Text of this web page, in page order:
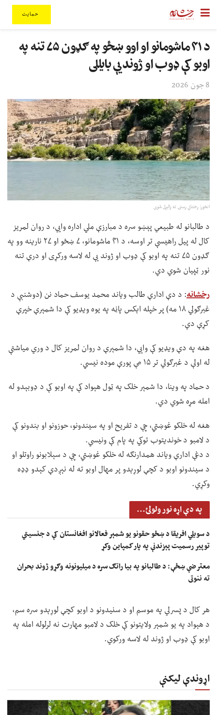
حمایت
د ۴۱ ماشومانو او اوو ښځو په ګډون ۷۵ تنه په
اوبو کې ډوب او ژوند یې بایللی
8 جون 2026
انځور: رخشانې رسنۍ ته رالېږل شوی
د طالبانو له طبیعي پېښو سره د مبارزې ملي اداره وايي، د روان لمریز
کال له پیل راهیسې تر اوسه، د ۴۱ ماشومانو، ۷ ښځو او ۲۷ نارینه وو په
ګډون ۷۵ تنه په اوبو کې ډوب او ژوند یې له لاسه ورکړی او درې تنه
نور ټپیان شوي دي.
رخشانه: د دې ادارې طالب ویاند محمد یوسف حماد نن (دوشنبې د
غبرګولي ۱۸ مه) پر خپله اېکس پاڼه په یوه ویډیو کې دا شمېرې خپرې
کړې دي.
هغه په دې ویډیو کې وايي، دا شمېرې د روان لمریز کال د وري میاشتې
له اولې د غبرګولي تر ۱۵ مې پورې موده نیسي.
د حماد په وینا، دا شمېر خلک په ټول هېواد کې په اوبو کې د ډوبېدو له
امله مړه شوي دي.
هغه له خلکو غوښتي، چې د تفریح او په سیندونو، حوزونو او بندونو کې
د لامبو د خوندیتوب توکي په پام کې ونیسي.
د دغې ادارې ویاند همدارنګه له خلکو غوښتي، چې د سېلابونو راوتلو او
د سیندونو اوبو د کچې لوړېدو پر مهال اوبو ته له نېږدې کېدو ډډه
وکړي.
په دې اړه نور ولولئ...
د سویلي افریقا د ښځو حقونو یو شمېر فعالانو افغانستان کې د جنسیتي
توپیر رسمیت پېزندنې په پار کمپاین وکړ
معترضې ښځې: د طالبانو په بیا راتګ سره د میلیونونه وګړو ژوند بحران
ته ننوتی
هر کال د پسرلي په موسم او د سنیدونو د اوبو کچې لوړېدو سره سم،
د هېواد په یو شمېر ولایتونو کې خلک د لامبو مهارت نه لرلوله امله په
اوبو کې ډوب او ژوند له لاسه ورکوي.
اړوندې لیکنې